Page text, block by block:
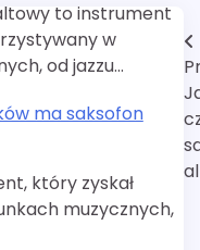
to instrument
w
od jazzu…
ma saksofon
który zyskał
muzycznych,